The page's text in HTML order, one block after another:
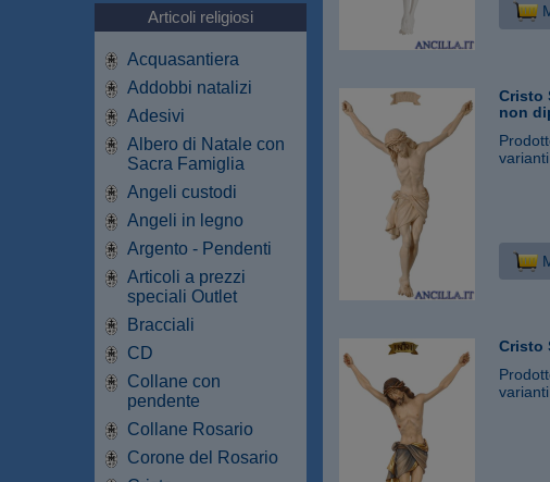
Articoli religiosi
Acquasantiera
Addobbi natalizi
Adesivi
Albero di Natale con
Sacra Famiglia
Angeli custodi
Angeli in legno
Argento - Pendenti
Articoli a prezzi
speciali Outlet
Bracciali
CD
Collane con
pendente
Collane Rosario
Corone del Rosario
Cristo
non
varianti
Cristo
varianti